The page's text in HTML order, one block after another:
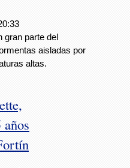
gran parte del
aisladas por
altas.
años